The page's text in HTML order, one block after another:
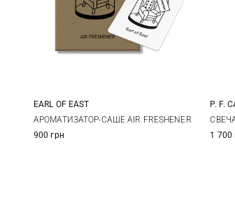
10X7СМ
EARL OF EAST
АРОМАТИЗАТОР-САШЕ AIR FRESHENER
900 грн
P. F.
1 700